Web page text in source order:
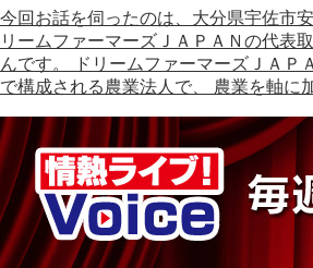
今回お話を伺ったのは、大分県宇佐市
リームファーマーズＪＡＰＡＮの代表
んです。 ドリームファーマーズＪＡＰ
で構成される農業法人で、 農業を軸に